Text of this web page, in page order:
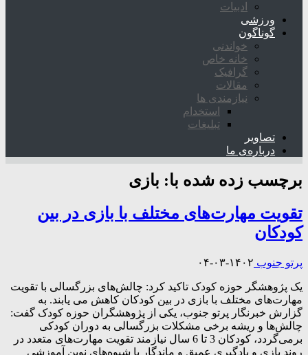
ادبیات
ورزشی
گوناگون
خواندنی
خانه خاص
گرافیک
مقالات
نیازمندی ها
استخدام
تبلیغات
تصاویر
درباره‌ی ما
برچسب زده شده با: بازی
تقویت مهارت‌های مختلف با بازی در بین
کودکان
پرتو جنوب ۱۴۰۲-۰۳-۰۴
یک پژوهشگر حوزه کودک تاکید کرد: چالش‌های بزرگسالی با تقویت
مهارت‌های مختلف با بازی در بین کودکان کاهش می یابند. به
گزارش خبرنگار پرتو جنوب، یکی از پژوهشگران حوزه کودک گفت:
چالش‌ها و ریشه برخی مشکلات بزرگسالی به دوران کودکی
برمی‌گردد، کودکان 3 تا 6 سال نیازمند تقویت مهارت‌های متعدد در
روند بازی و یادگیری عمیق و ماندگار با شیوه‌های نوین آموزشی